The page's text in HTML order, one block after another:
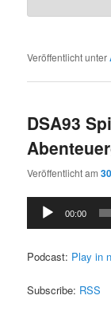
Veröffentlicht unter
DSA93
Veröffentlicht am
Audio-
Player
00:00
Podcast: Play in
Subscribe: RSS